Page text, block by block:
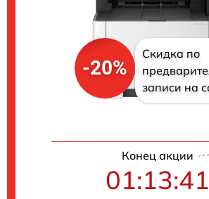
-20%
Скидка по
записи на
Конец акции
01:13:40